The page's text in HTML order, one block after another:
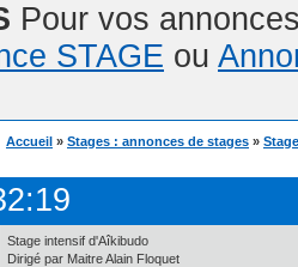
Pour vos
STAGE ou
Accueil » Stages : annonces de stages »
Stage intensif d'Aîkibudo
Dirigé par Maitre Alain Floquet